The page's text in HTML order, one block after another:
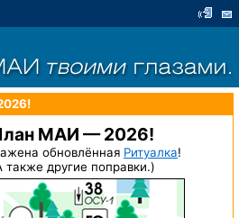
МАИ — 2026!
обновлённая Ритуалка!
также другие поправки.)